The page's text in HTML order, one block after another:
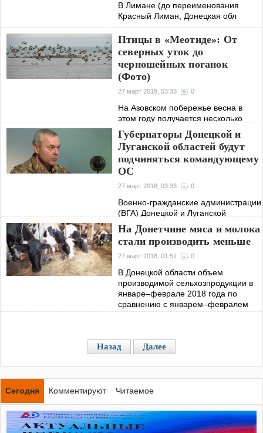
В Лимане (до переименования
Красный Лиман, Донецкая обл
Птицы в «Меотиде»: От
северных уток до
черношейных поганок
(Фото)
27 март 2018, 03:33 0
На Азовском побережье весна в
этом году получается несколько
поздней, но не такой экстремальной,
как в более северных или западных
районах Украины
Губернаторы Донецкой и
Луганской областей будут
подчиняться командующему
ОС
27 март 2018, 03:33 0
Военно-гражданские администрации
(ВГА) Донецкой и Луганской
областей, и в частности главы ВГА
Павел Жебривский и Юрий Гарбуз,
соответственно, в вопросах
безопасности и обороны будут
На Донетчине мяса и молока
стали производить меньше
27 март 2018, 01:51 0
В Донецкой области объем
производимой сельхозпродукции в
январе–феврале 2018 года по
сравнению с январем–февралем
2017 года увеличился на 1,2%
Назад Далее
Сегодня Комментируют Читаемое